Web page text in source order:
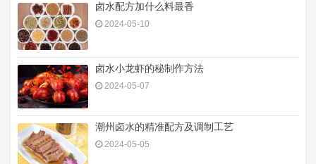
卤水配方加什么料最香
2024-05-10
卤水小龙虾的秘制作方法
2024-05-07
潮州卤水的精准配方及调制工艺
2024-05-05